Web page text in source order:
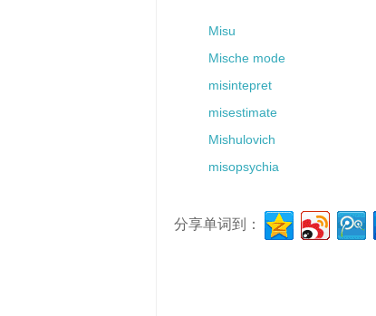
Misu
Mische mode
misintepret
misestimate
Mishulovich
misopsychia
分享单词到：